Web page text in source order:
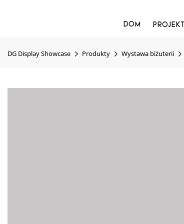
DOM PROJEKT
DG Display Showcase Produkty Wystawa biżuterii